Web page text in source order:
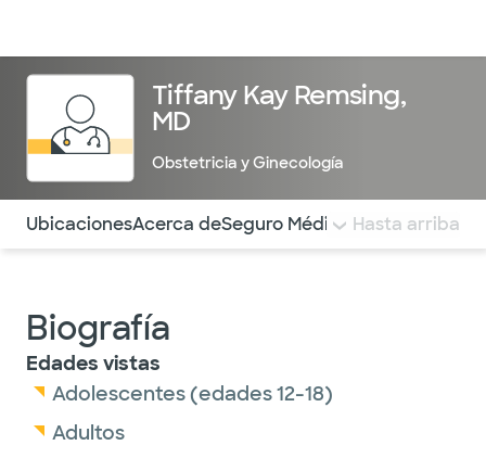
Tiffany Kay Remsing,
MD
Obstetricia y Ginecología
Utilice esta navegación para saltar rápidamente a
UbicacionesAcerca deSeguro Médico COMENTARIOS
Hasta arriba
Biografía
Edades vistas
Adolescentes (edades 12-18)
Adultos